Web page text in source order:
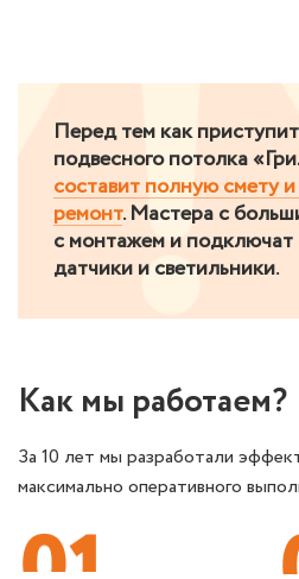
Перед тем как
подвесного потолка
составит полную смету и
ремонт. Мастера с
с монтажем и подключат
датчики и светильники.
Как мы работаем?
За 10 лет мы разработали
максимально оперативного